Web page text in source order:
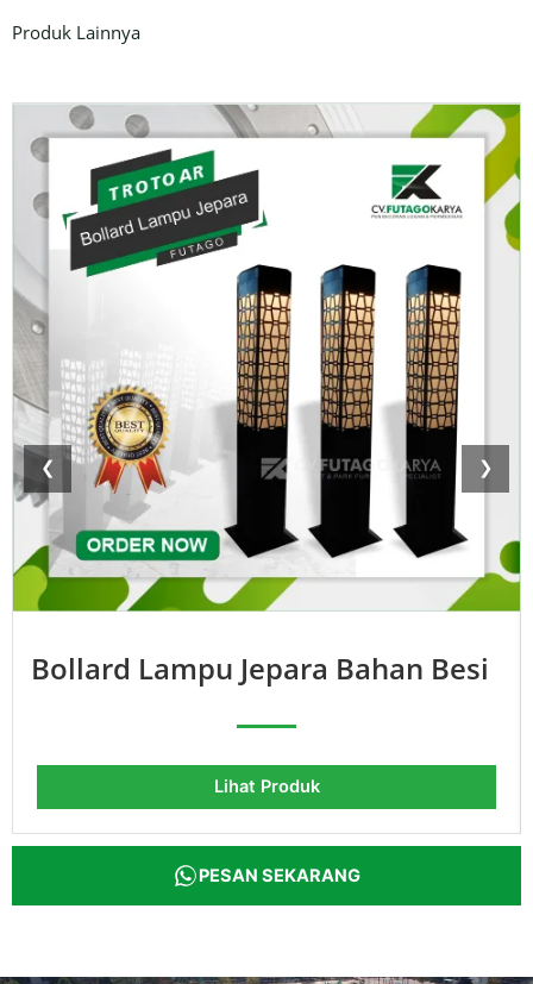
Produk Lainnya
❮ ❯
Bollard Lampu Jepara Bahan Besi
Lihat Produk
PESAN SEKARANG